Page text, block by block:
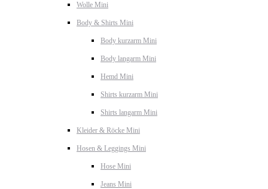
Wolle Mini
Body & Shirts Mini
Body kurzarm Mini
Body langarm Mini
Hemd Mini
Shirts kurzarm Mini
Shirts langarm Mini
Kleider & Röcke Mini
Hosen & Leggings Mini
Hose Mini
Jeans Mini